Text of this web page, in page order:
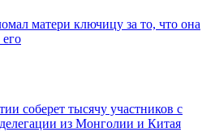
матери ключицу за то, что она
его
соберет тысячу участников с
из Монголии и Китая